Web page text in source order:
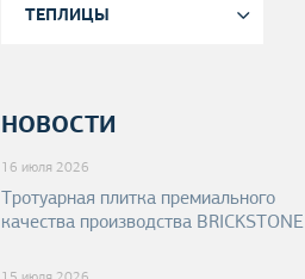
ТЕПЛИЦЫ
НОВОСТИ
16 июля 2026
Тротуарная плитка премиального
качества производства BRICKSTONE